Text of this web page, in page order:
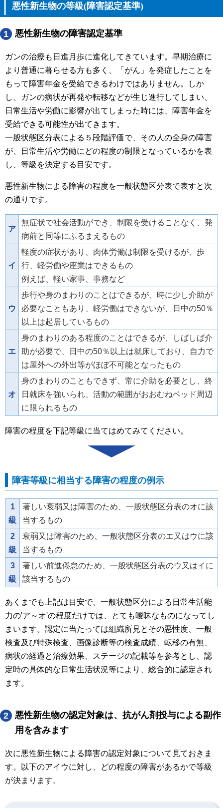
悪性新生物の等級(障害認定基準)
1 悪性新生物の障害認定基準
ガンの治療も日進月歩に進化してきています。早期治療に
より普通に暮らせる方も多く、「がん」を発症したことを
もって障害年金を受給できるわけではありません。しか
し、ガンの病状が再発や転移などが生じ進行してしまい、
日常生活や労働に影響が出てしまった時には、障害年金を
受給できる可能性が出てきます。
一般状態区分表による５段階評価で、その人の全身の障害
が、日常生活や労働にどの程度の制限となっているかを表
し、等級を決定する目安です。
悪性新生物による障害の程度を一般状態区分表で表すと次
の通りです。
ア
無症状で社会活動ができ、制限を受けることなく、発
病前と同等にふるまえるもの
イ
軽度の症状があり、肉体労働は制限を受けるが、歩
行、軽労働や座業はできるもの
例えば、軽い家事、事務など
ウ
歩行や身のまわりのことはできるが、時に少し介助が
必要なこともあり、軽労働はできないが、日中の50％
以上は起居しているもの
エ
身のまわりのある程度のことはできるが、しばしば介
助が必要で、日中の50％以上は就床しており、自力で
は屋外への外出等がほぼ不可能となったもの
オ
身のまわりのこともできず、常に介助を必要とし、終
日就床を強いられ、活動の範囲がおおむねベッド周辺
に限られるもの
障害の程度を下記等級に当てはめてみてください。
障害等級に相当する障害の程度の例示
1
級
著しい衰弱又は障害のため、一般状態区分表のオに該
当するもの
2
級
衰弱又は障害のため、一般状態区分表のエ又はウに該
当するもの
3
級
著しい前進倦怠のため、一般状態区分表のウ又はイに
該当するもの
あくまでも上記は目安で、一般状態区分による日常生活能
力の'ア～オ'の程度だけでは、とても曖昧なものになってし
まいます。認定に当たっては組織所見とその悪性度、一般
検査及び特殊検査、画像診断等の検査成績、転移の有無、
病状の経過と治療効果、ステージの記載等を参考とし、認
定時の具体的な日常生活状況等により、総合的に認定され
ます。
2
悪性新生物の認定対象は、抗がん剤投与による副作
用を含みます
次に悪性新生物による障害の認定対象について見ておきま
す。以下のアイウに対し、どの程度の障害があるかで等級
が決まります。